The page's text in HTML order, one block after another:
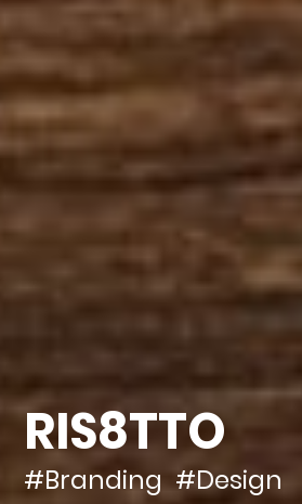
RIS8TTO
#Branding #Design